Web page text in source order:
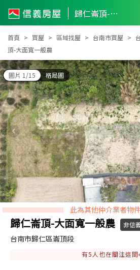
歸仁崙頂-大面寬一般農
首頁 買屋 區域找屋 台南市買屋
頂-大面寬一般農
圖片 1/15 格局圖
此為其他仲介業者物件
歸仁崙頂-大面寬一般農 非信
台南市歸仁區崙頂段
有5 人也在關注這間